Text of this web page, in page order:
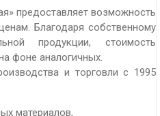
предоставляет возможность
Благодаря собственному
продукции, стоимость
фоне аналогичных.
и торговли с 1995
материалов,